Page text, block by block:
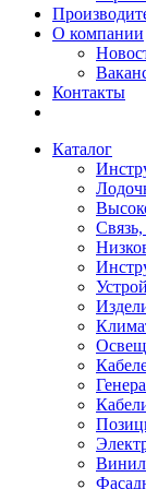
О компании
Контакты
Каталог